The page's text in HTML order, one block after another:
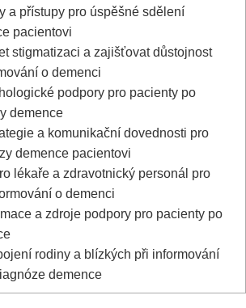
a přístupy pro úspěšné sdělení
pacientovi
stigmatizaci a zajišťovat důstojnost
o demenci
podpory pro pacienty po
demence
a komunikační dovednosti pro
demence pacientovi
lékaře a zdravotnický personál pro
o demenci
a zdroje podpory pro pacienty po
rodiny a blízkých při informování
demence